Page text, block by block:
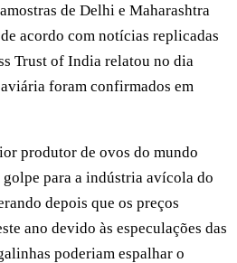
amostras de Delhi e Maharashtra
acordo com notícias replicadas
Trust of India relatou no dia
foram confirmados em
produtor de ovos do mundo
para a indústria avícola do
depois que os preços
ano devido às especulações das
poderiam espalhar o